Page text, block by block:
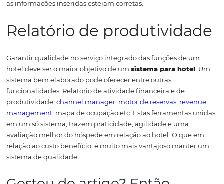
responsável por todo o trabalho mecânico.
com as informações centralizadas e seguras. Assim os
tornando processos manuais em algo muito mais
rápido.
Ganhos da otimização
processos com os
para hotel
Com o uso de uma
ferramenta de integração dos